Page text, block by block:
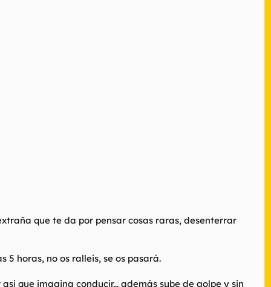
que te da por pensar cosas raras, desenterrar
horas, no os ralleis, se os pasará.
que imagina conducir... además sube de golpe y sin